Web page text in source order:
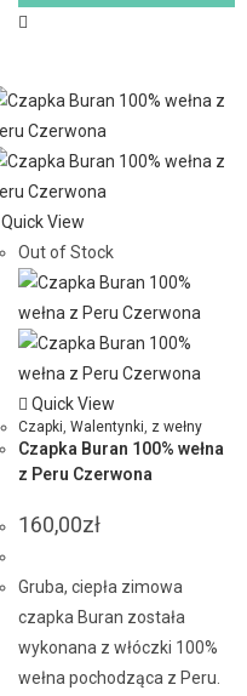
Quick View
Out of Stock
Quick View
Czapki, Walentynki, z wełny
Czapka Buran 100% wełna
z Peru Czerwona
160,00zł
Gruba, ciepła zimowa
czapka Buran została
wykonana z włóczki 100%
wełna pochodząca z Peru.